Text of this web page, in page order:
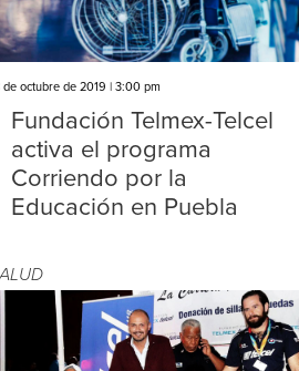
de octubre de 2019 | 3:00 pm
Fundación Telmex-Telcel
activa el programa
Corriendo por la
Educación en Puebla